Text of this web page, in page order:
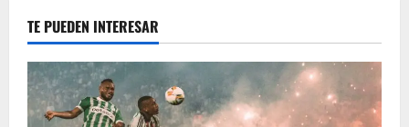
TE PUEDEN INTERESAR